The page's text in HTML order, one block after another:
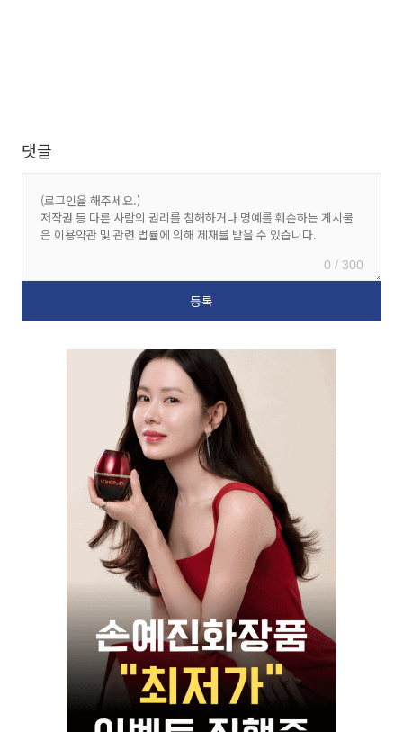
댓글
0 / 300